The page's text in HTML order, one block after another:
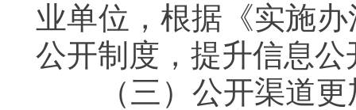
业单位，根据《实施
公开制度，提升信息公
（三）公开渠道更